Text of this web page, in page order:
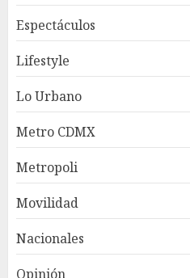
Espectáculos
Lifestyle
Lo Urbano
Metro CDMX
Metropoli
Movilidad
Nacionales
Opinión